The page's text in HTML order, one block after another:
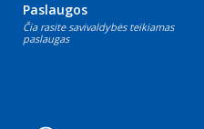
Paslaugos
Čia rasite savivaldybės teikiamas
paslaugas